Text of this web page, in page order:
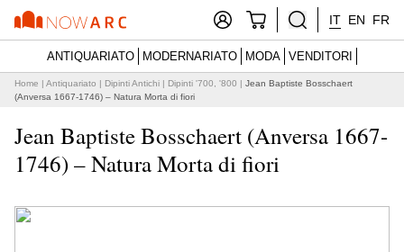
IT EN FR
ANTIQUARIATO MODERNARIATO MODA VENDITORI
Home | Antiquariato | Dipinti Antichi | Dipinti '700, '800 | Jean Baptiste Bosschaert
(Anversa 1667-1746) – Natura Morta di fiori
Jean Baptiste Bosschaert (Anversa 1667-
1746) – Natura Morta di fiori